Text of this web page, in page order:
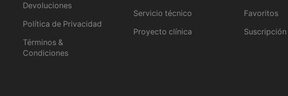
Devoluciones
Política de Privacidad
Términos &
Condiciones
Servicio técnico
Proyecto clínica
Favoritos
Suscripción